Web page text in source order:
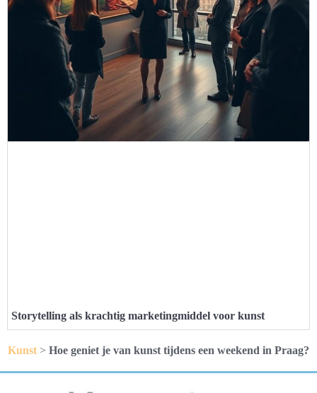
Storytelling als krachtig marketingmiddel voor kunst
Kunst > Hoe geniet je van kunst tijdens een weekend in Praag?